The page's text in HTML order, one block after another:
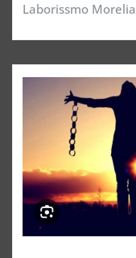
Laborissmo Morelia